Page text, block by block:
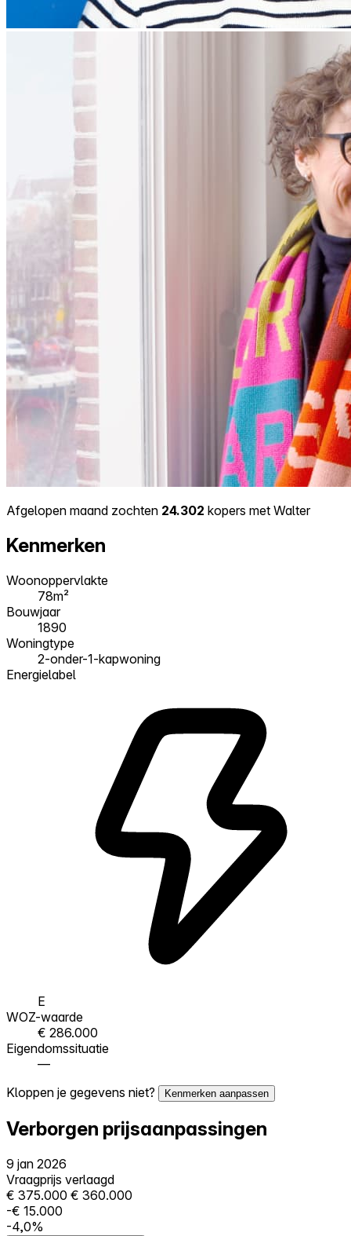
Afgelopen maand zochten 24.302 kopers met Walter
Kenmerken
Woonoppervlakte
78m²
Bouwjaar
1890
Woningtype
2-onder-1-kapwoning
Energielabel
E
WOZ-waarde
€ 286.000
Eigendomssituatie
—
Kloppen je gegevens niet?
Kenmerken aanpassen
Verborgen prijsaanpassingen
9 jan 2026
Vraagprijs verlaagd
€ 375.000 € 360.000
-€ 15.000
-4,0%